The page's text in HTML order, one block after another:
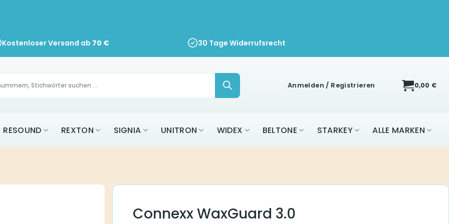
Kostenloser Versand ab 70 € 30 Tage Widerrufsrecht
Anmelden / Registrieren 0,00 €
RESOUND REXTON SIGNIA UNITRON WIDEX BELTONE STARKEY ALLE MARKEN
Connexx WaxGuard 3.0